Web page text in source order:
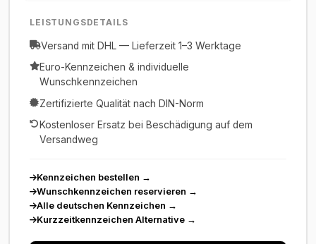
LEISTUNGSDETAILS
Versand mit DHL — Lieferzeit 1–3 Werktage
Euro-Kennzeichen & individuelle
Wunschkennzeichen
Zertifizierte Qualität nach DIN-Norm
Kostenloser Ersatz bei Beschädigung auf dem
Versandweg
Kennzeichen bestellen →
Wunschkennzeichen reservieren →
Alle deutschen Kennzeichen →
Kurzzeitkennzeichen Alternative →